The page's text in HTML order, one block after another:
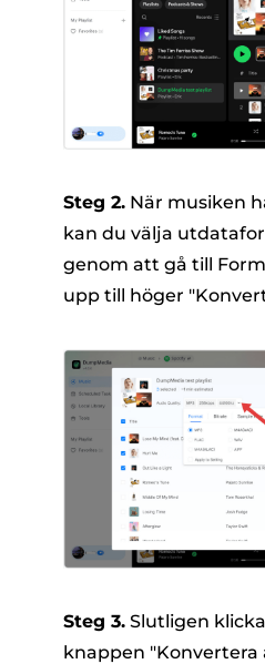
Steg 2.När musiken
kan du välja
genom att gå till
upp till höger
Steg 3.Slutligen
knappen "Konvertera